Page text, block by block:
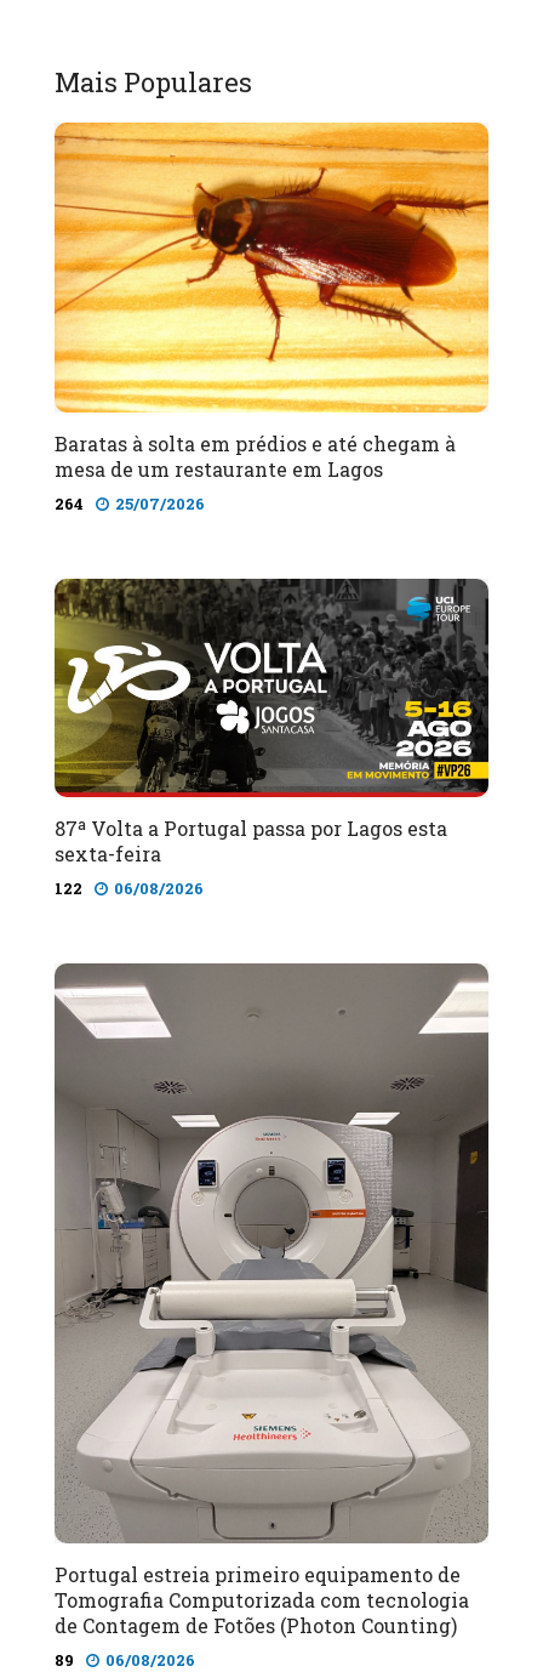
Mais Populares
Baratas à solta em prédios e até chegam à
mesa de um restaurante em Lagos
264 25/07/2026
87ª Volta a Portugal passa por Lagos esta
sexta-feira
122 06/08/2026
Portugal estreia primeiro equipamento de
Tomografia Computorizada com tecnologia
de Contagem de Fotões (Photon Counting)
89 06/08/2026